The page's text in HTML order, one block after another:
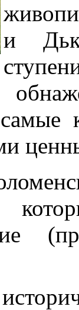
и